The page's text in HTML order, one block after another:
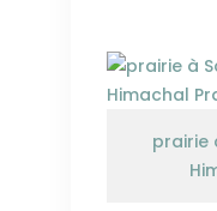
prairie